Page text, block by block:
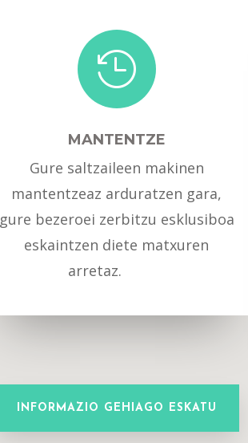

MANTENTZE
Gure saltzaileen makinen
mantentzeaz arduratzen gara,
gure bezeroei zerbitzu esklusiboa
eskaintzen diete matxuren
arretaz.
INFORMAZIO GEHIAGO ESKATU